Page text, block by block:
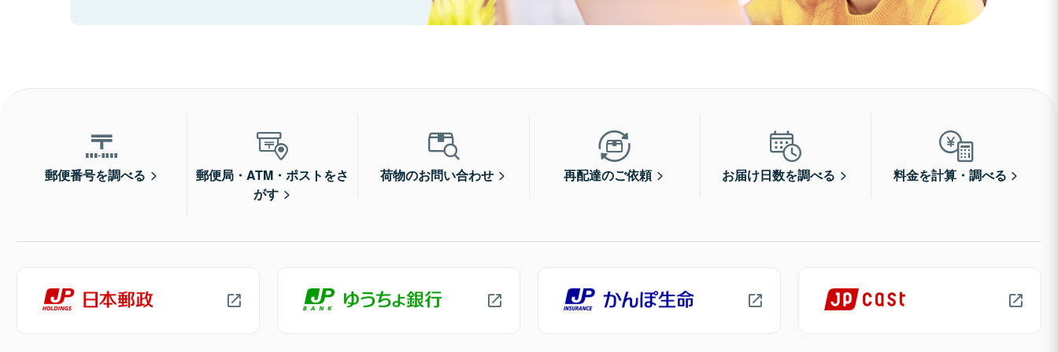
郵便番号を調べる
郵便局・ATM・ポストをさ
がす
荷物のお問い合わせ 再配達のご依頼 お届け日数を調べる 料金を計算・調べる